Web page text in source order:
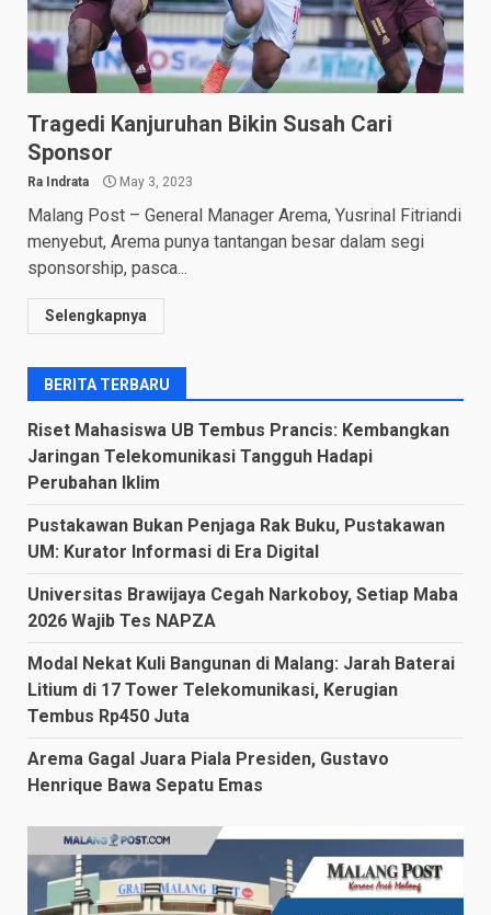
Tragedi Kanjuruhan Bikin Susah Cari
Sponsor
Ra Indrata May 3, 2023
Malang Post – General Manager Arema, Yusrinal Fitriandi
menyebut, Arema punya tantangan besar dalam segi
sponsorship, pasca...
Selengkapnya
BERITA TERBARU
Riset Mahasiswa UB Tembus Prancis: Kembangkan
Jaringan Telekomunikasi Tangguh Hadapi
Perubahan Iklim
Pustakawan Bukan Penjaga Rak Buku, Pustakawan
UM: Kurator Informasi di Era Digital
Universitas Brawijaya Cegah Narkoboy, Setiap Maba
2026 Wajib Tes NAPZA
Modal Nekat Kuli Bangunan di Malang: Jarah Baterai
Litium di 17 Tower Telekomunikasi, Kerugian
Tembus Rp450 Juta
Arema Gagal Juara Piala Presiden, Gustavo
Henrique Bawa Sepatu Emas